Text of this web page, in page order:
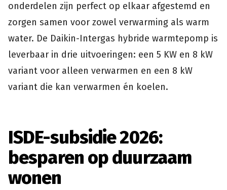
onderdelen zijn perfect op elkaar afgestemd en
zorgen samen voor zowel verwarming als warm
water. De Daikin-Intergas hybride warmtepomp is
leverbaar in drie uitvoeringen: een 5 KW en 8 kW
variant voor alleen verwarmen en een 8 kW
variant die kan verwarmen én koelen.
ISDE-subsidie 2026:
besparen op duurzaam
wonen